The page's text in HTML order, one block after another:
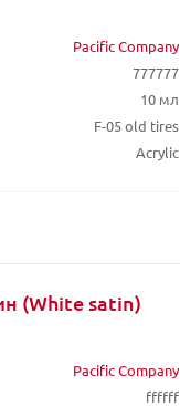
Pacific Company
777777
10 мл
F-05 old tires
Acrylic
(White satin)
Pacific Company
ffffff